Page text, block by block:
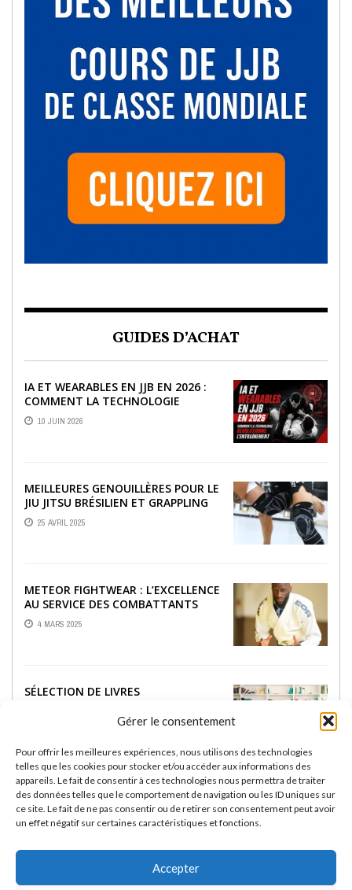
Gérer le consentement
Pour offrir les meilleures expériences, nous utilisons des technologies
telles que les cookies pour stocker et/ou accéder aux informations des
appareils. Le fait de consentir à ces technologies nous permettra de traiter
des données telles que le comportement de navigation ou les ID uniques sur
ce site. Le fait de ne pas consentir ou de retirer son consentement peut avoir
un effet négatif sur certaines caractéristiques et fonctions.
Accepter
GUIDES D’ACHAT
IA ET WEARABLES EN JJB EN 2026 :
COMMENT LA TECHNOLOGIE
RÉVOLUTIONNE L’ENTRAÎNEMENT
10 JUIN 2026
MEILLEURES GENOUILLÈRES POUR LE
JIU JITSU BRÉSILIEN ET GRAPPLING
25 AVRIL 2025
METEOR FIGHTWEAR : L’EXCELLENCE
AU SERVICE DES COMBATTANTS
4 MARS 2025
SÉLECTION DE LIVRES
RASHGUARDS RASHU :
PERFORMANCE ET STYLE POUR LES
PASSIONNÉS DE JIU-JITSU BRÉSILIEN
13 FÉVRIER 2025